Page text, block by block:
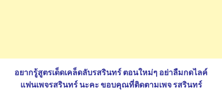
อยากรู้สูตรเด็ดเคล็ดลับรสรินทร์ ตอนใหม่ๆ อย่าลืมกดไลค์
แฟนเพจรสรินทร์ นะคะ ขอบคุณที่ติดตามเพจ รสรินทร์